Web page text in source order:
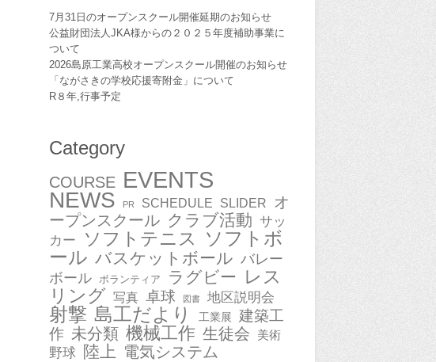
7月31日のオープンスクール開催延期のお知らせ
公益財団法人JKA様からの２０２５年度補助事業に
ついて
2026島原工業高校オープンスクール開催のお知らせ
「ながさきの学校応援寄附金」について
R８年,行事予定
Category
COURSE EVENTS
NEWS PR SCHEDULE SLIDER
オ
ープンスクール クラブ活動 サッ
カー
ソフトテニス
ソフトボ
ール バスケットボール バレー
ボール
ボランティア ラグビー
レス
リング 写真 卓球 図書 地区説明会
射撃 島工だより 工業展
建築工
作 未分類 機械工作 生徒会 美術
野球 陸上 電気システム